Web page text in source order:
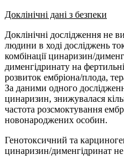
Доклінічні дані з безпеки
Доклінічні дослідження не
людини в ході досліджень
комбінації цинаризин/
дименгідринату на
розвиток ембріона/плода,
За даними одного
цинаризин, знижувалася
частота розсмоктування
новонароджених особин.
Генотоксичний та
цинаризин/дименгідринат